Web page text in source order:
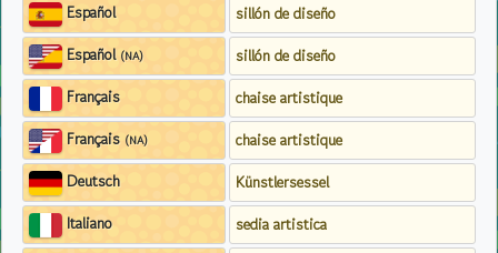
Español
sillón de diseño
Español (NA)
sillón de diseño
Français
chaise artistique
Français (NA)
chaise artistique
Deutsch
Künstlersessel
Italiano
sedia artistica